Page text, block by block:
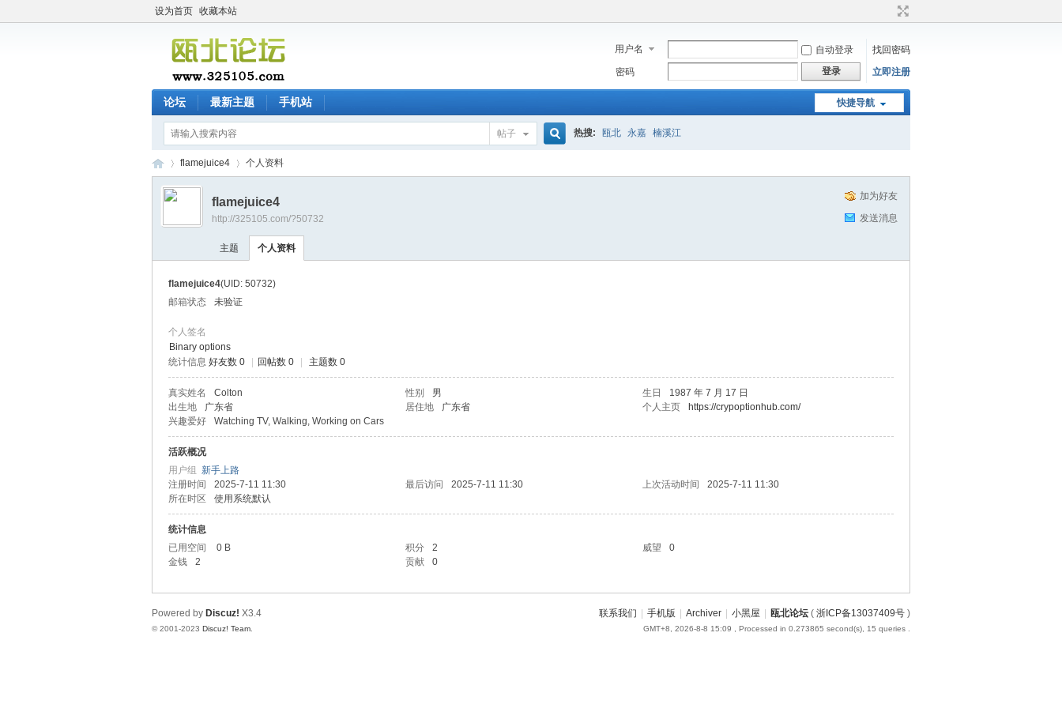
设为首页 收藏本站
用户名 自动登录
找回密码
密码
登录 立即注册
快捷导航
论坛 最新主题 手机站
帖子 热搜: 瓯北 永嘉 楠溪江
›
flamejuice4 个人资料
加为好友
发送消息
flamejuice4
http://325105.com/?50732
主题 个人资料
flamejuice4(UID: 50732)
邮箱状态
未验证
个人签名
Binary options
统计信息 好友数 0 回帖数 0 主题数 0
真实姓名 Colton 性别 男 生日
1987 年 7 月 17 日
出生地
广东省 居住地 广东省 个人主页
https://crypoptionhub.com/
兴趣爱好
Watching TV, Walking, Working on Cars
活跃概况
用户组 新手上路
注册时间
2025-7-11 11:30 最后访问 2025-7-11 11:30 上次活动时间
2025-7-11 11:30
所在时区
使用系统默认
统计信息
已用空间
0 B 积分 2 威望
0
金钱
2 贡献 0
联系我们 手机版 Archiver 小黑屋 瓯北论坛 ( 浙ICP备13037409号 )
GMT+8, 2026-8-8 15:09 , Processed in 0.273865 second(s), 15 queries .
Powered by Discuz! X3.4
© 2001-2023 Discuz! Team